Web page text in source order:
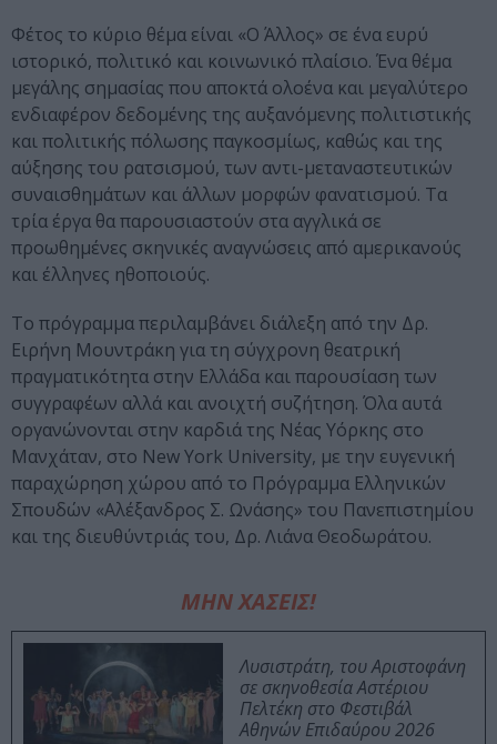
Φέτος το κύριο θέμα είναι «Ο Άλλος» σε ένα ευρύ
ιστορικό, πολιτικό και κοινωνικό πλαίσιο. Ένα θέμα
μεγάλης σημασίας που αποκτά ολοένα και μεγαλύτερο
ενδιαφέρον δεδομένης της αυξανόμενης πολιτιστικής
και πολιτικής πόλωσης παγκοσμίως, καθώς και της
αύξησης του ρατσισμού, των αντι-μεταναστευτικών
συναισθημάτων και άλλων μορφών φανατισμού. Τα
τρία έργα θα παρουσιαστούν στα αγγλικά σε
προωθημένες σκηνικές αναγνώσεις από αμερικανούς
και έλληνες ηθοποιούς.
Το πρόγραμμα περιλαμβάνει διάλεξη από την Δρ.
Ειρήνη Μουντράκη για τη σύγχρονη θεατρική
πραγματικότητα στην Ελλάδα και παρουσίαση των
συγγραφέων αλλά και ανοιχτή συζήτηση. Όλα αυτά
οργανώνονται στην καρδιά της Νέας Υόρκης στο
Μανχάταν, στο New York University, με την ευγενική
παραχώρηση χώρου από το Πρόγραμμα Ελληνικών
Σπουδών «Αλέξανδρος Σ. Ωνάσης» του Πανεπιστημίου
και της διευθύντριάς του, Δρ. Λιάνα Θεοδωράτου.
ΜΗΝ ΧΑΣΕΙΣ!
Λυσιστράτη, του Αριστοφάνη
σε σκηνοθεσία Αστέριου
Πελτέκη στο Φεστιβάλ
Αθηνών Επιδαύρου 2026